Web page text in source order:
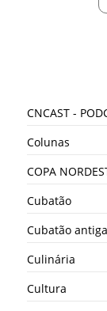
CNCAST -
Colunas
COPA
Cubatão
Cubatão
Culinária
Cultura